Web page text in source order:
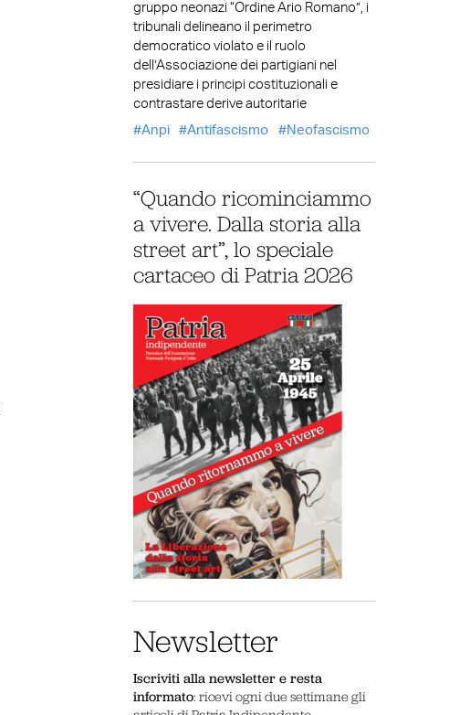
gruppo neonazi “Ordine Ario Romano”, i
tribunali delineano il perimetro
democratico violato e il ruolo
dell’Associazione dei partigiani nel
presidiare i principi costituzionali e
contrastare derive autoritarie
Anpi
Antifascismo Neofascismo
“Quando ricominciammo
a vivere. Dalla storia alla
street art”, lo speciale
cartaceo di Patria 2026
Newsletter
Iscriviti alla newsletter e resta
informato: ricevi ogni due settimane gli